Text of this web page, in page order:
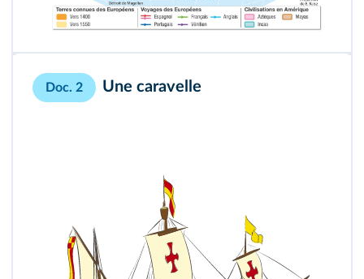
Doc. 2 Une caravelle